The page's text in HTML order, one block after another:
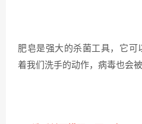
肥皂是强大的杀菌工具，它可
着我们洗手的动作，病毒也会被